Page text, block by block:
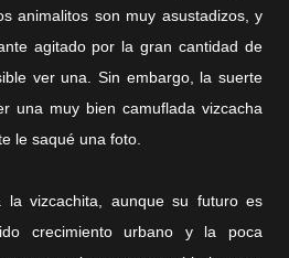
animalitos son muy asustadizos, y
agitado por la gran cantidad de
ver una. Sin embargo, la suerte
una muy bien camuflada vizcacha
le saqué una foto.
la vizcachita, aunque su futuro es
crecimiento urbano y la poca